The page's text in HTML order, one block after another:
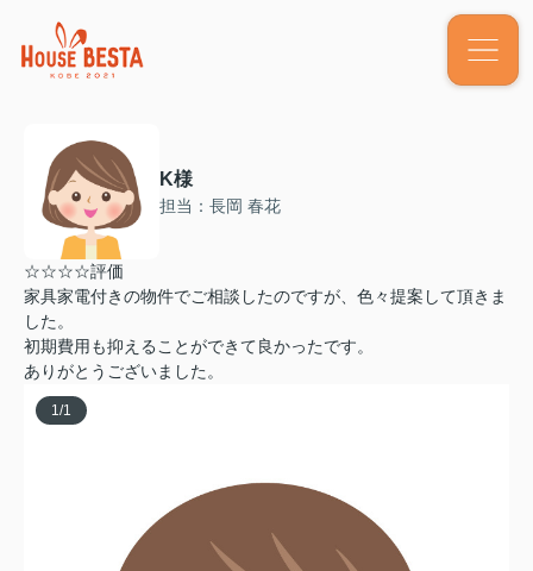
K様
担当：長岡 春花
☆☆☆☆評価
家具家電付きの物件でご相談したのですが、色々提案して頂きま
した。
初期費用も抑えることができて良かったです。
ありがとうございました。
1 /1